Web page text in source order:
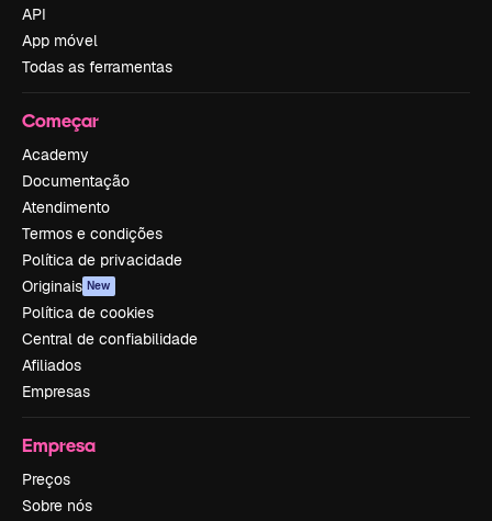
API
App móvel
Todas as ferramentas
Começar
Academy
Documentação
Atendimento
Termos e condições
Política de privacidade
Originais New
Política de cookies
Central de confiabilidade
Afiliados
Empresas
Empresa
Preços
Sobre nós